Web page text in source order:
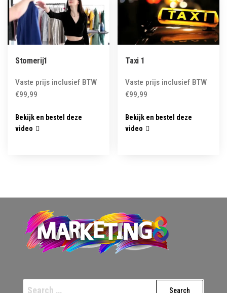
Stomerij1
Vaste prijs inclusief BTW
€99,99
Bekijk en bestel deze
video
Taxi 1
Vaste prijs inclusief BTW
€99,99
Bekijk en bestel deze
video
Search